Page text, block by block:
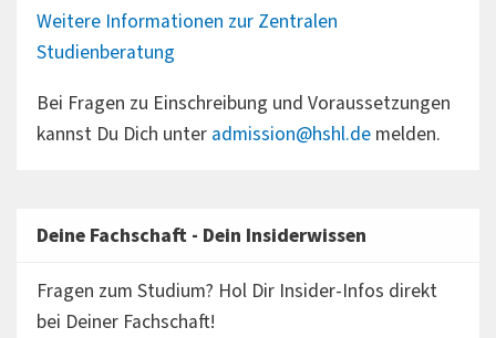
Weitere Informationen zur Zentralen
Studienberatung
Bei Fragen zu Einschreibung und Voraussetzungen
kannst Du Dich unter admission@hshl.demelden.
Deine Fachschaft - Dein Insiderwissen
Fragen zum Studium? Hol Dir Insider-Infos direkt
bei Deiner Fachschaft!